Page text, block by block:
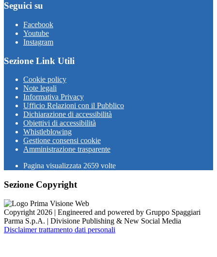
Seguici su
Facebook
Youtube
Instagram
Sezione Link Utili
Cookie policy
Note legali
Informativa Privacy
Ufficio Relazioni con il Pubblico
Dichiarazione di accessibilità
Obiettivi di accessibilità
Whistleblowing
Gestione consensi cookie
Amministrazione trasparente
Pagina visualizzata 2659 volte
Sezione Copyright
Copyright 2026 | Engineered and powered by Gruppo Spaggiari
Parma S.p.A. | Divisione Publishing & New Social Media
Disclaimer trattamento dati personali